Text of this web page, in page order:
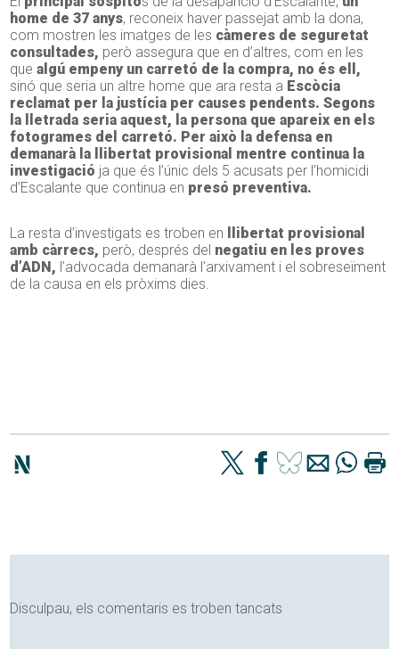
home de 37 anys, reconeix haver passejat amb la dona,
com mostren les imatges de les càmeres de seguretat
consultades, però assegura que en d’altres, com en les
quealgú empeny un carretó de la compra, no és ell,
sinó que seria un altre home que ara resta a Escòcia
reclamat per la justícia per causes pendents. Segons
la lletrada seria aquest, la persona que apareix en els
fotogrames del carretó. Per això la defensa en
demanarà la llibertat provisional mentre continua la
investigació ja que és l’únic dels 5 acusats per l’homicidi
d’Escalante que continua en presó preventiva.
La resta d’investigats es troben en llibertat provisional
amb càrrecs, però, després del negatiu en les proves
d’ADN, l’advocada demanarà l’arxivament i el sobreseïment
de la causa en els pròxims dies.
Disculpau, els comentaris es troben tancats